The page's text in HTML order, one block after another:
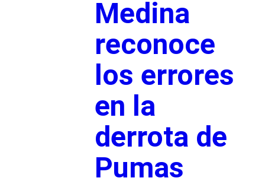
Medina
reconoce
los errores
en la
derrota de
Pumas